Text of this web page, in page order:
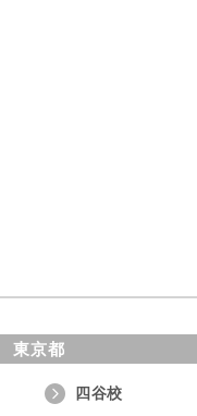
東京都
四谷校